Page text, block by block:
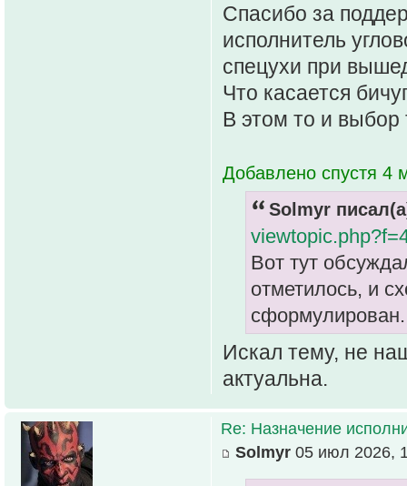
Спасибо за
исполнитель
спецухи при
Что касается
В этом то и выбор
Добавлено спустя 4
Solmyr
Вот тут
отметилось, и
сформулирован.
Искал тему, не
актуальна.
Re: Назначение
Solmyr 05 июл 2026,